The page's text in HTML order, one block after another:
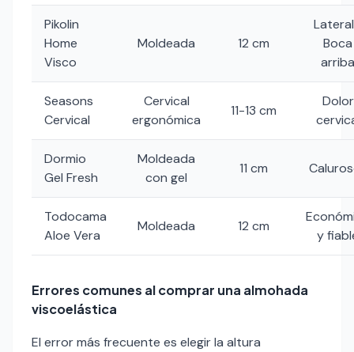
Pikolin
Home
Visco
Moldeada 12 cm
Boca
arriba
Seasons
Cervical
Cervical
ergonómica
11-13 cm
Dolor
Dormio
Gel Fresh
Moldeada
con gel
11 cm
Todocama
Aloe Vera
Moldeada 12 cm
y
Errores comunes al comprar una almohada
viscoelástica
El error más frecuente es elegir la altura